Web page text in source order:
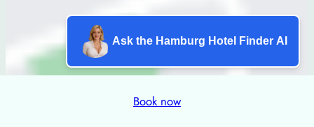
Book now
Ask the Hamburg Hotel Finder AI